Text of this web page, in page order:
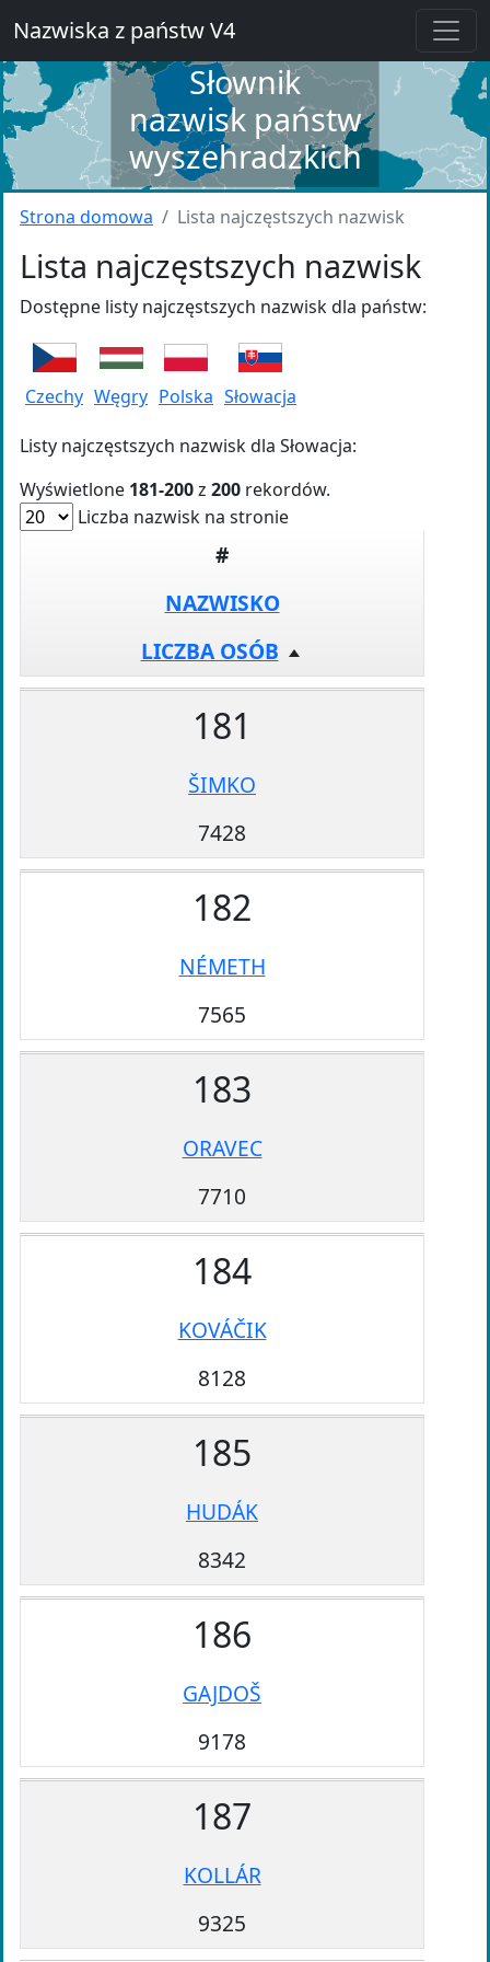
Nazwiska z państw V4
Słownik
nazwisk państw
wyszehradzkich
Strona domowa Lista najczęstszych nazwisk
Lista najczęstszych nazwisk
Dostępne listy najczęstszych nazwisk dla państw:
Czechy Węgry Polska Słowacja
Listy najczęstszych nazwisk dla Słowacja:
Wyświetlone 181-200z 200 rekordów.
Liczba nazwisk na stronie
#
NAZWISKO
LICZBA OSÓB
181
ŠIMKO
7428
182
NÉMETH
7565
183
ORAVEC
7710
184
KOVÁČIK
8128
185
HUDÁK
8342
186
GAJDOŠ
9178
187
KOLLÁR
9325